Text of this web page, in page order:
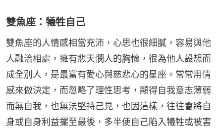
雙魚座：犧牲自己
雙魚座的人情感相當充沛，心思也很細膩，容易與他
人融洽相處，擁有悲天憫人的胸懷，很為他人設想而
成全別人，是最富有愛心與慈悲心的星座。常常用情
感來做決定，而忽略了理性思考，顯得自我意志薄弱
而無自我，也無法堅持己見，也因這樣，往往會將自
身或自身利益擺至最後，多半使自己陷入犧牲或被害